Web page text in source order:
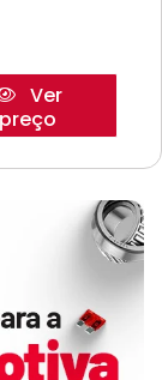
Ver
preço